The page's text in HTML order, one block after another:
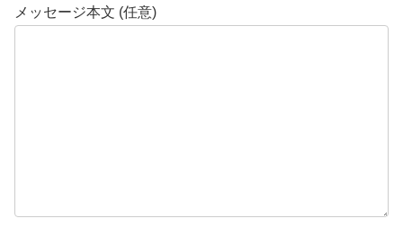
メッセージ本文 (任意)